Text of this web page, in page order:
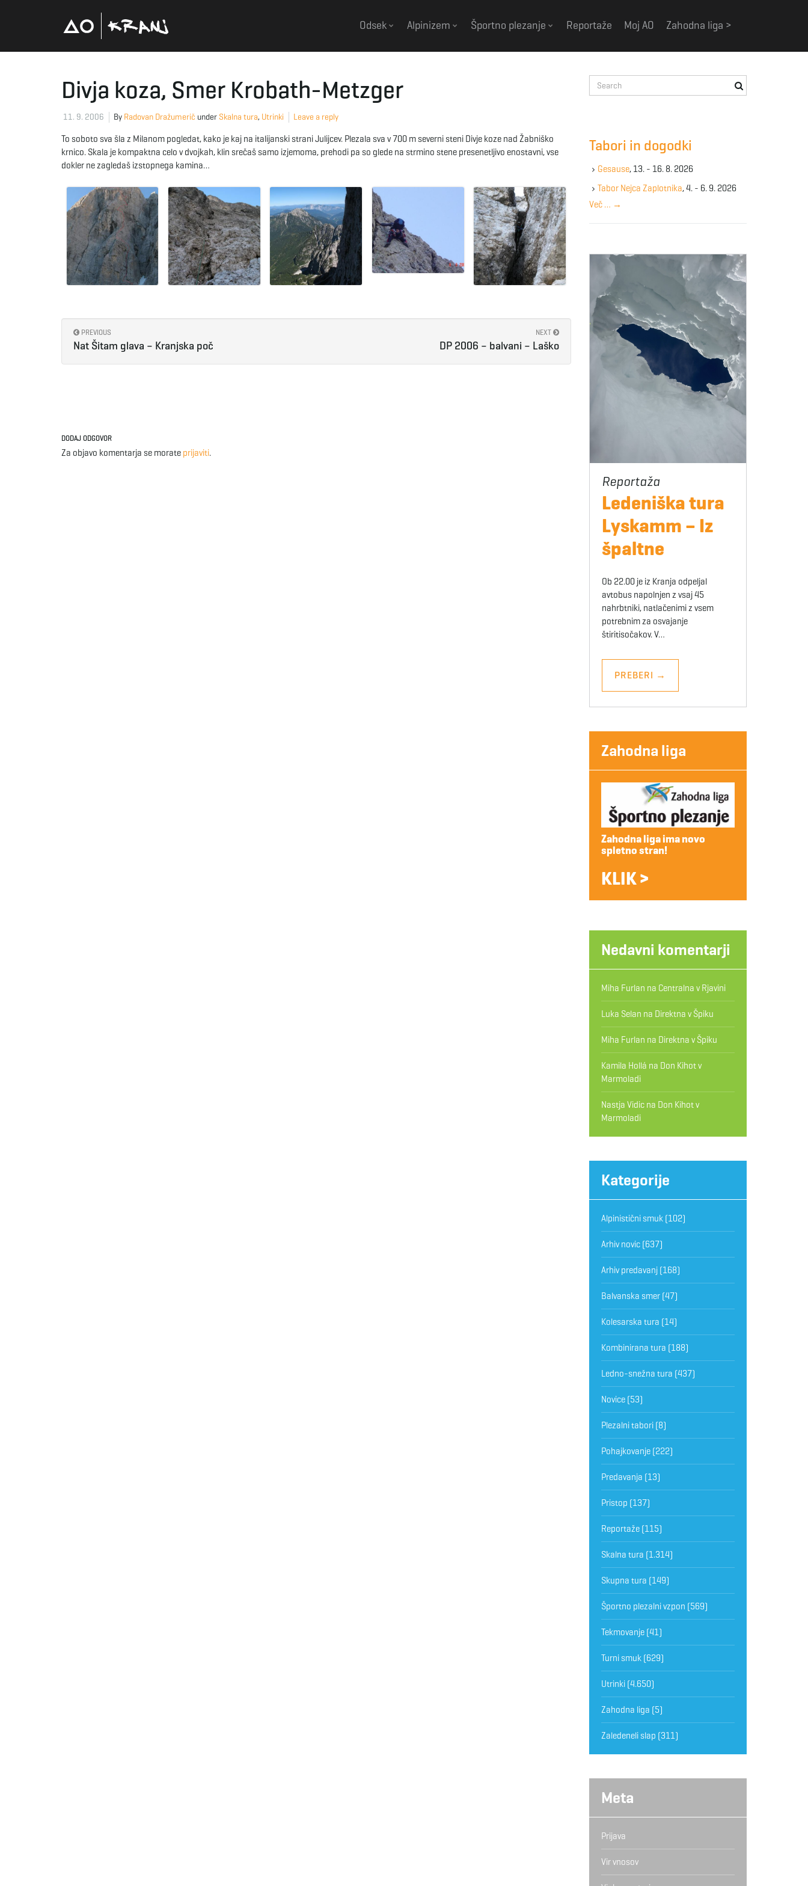
Odsek Alpinizem Športno plezanje Reportaže Moj AO Zahodna liga >
Divja koza, Smer Krobath-Metzger
11. 9. 2006 By Radovan Dražumerič under Skalna tura, Utrinki Leave a reply
To soboto sva šla z Milanom pogledat, kako je kaj na italijanski strani Julijcev. Plezala sva v 700 m severni steni Divje koze nad Žabniško
krnico. Skala je kompaktna celo v dvojkah, klin srečaš samo izjemoma, prehodi pa so glede na strmino stene presenetljivo enostavni, vse
dokler ne zagledaš izstopnega kamina…
PREVIOUS
Nat Šitam glava – Kranjska poč
NEXT
DP 2006 – balvani – Laško
DODAJ ODGOVOR
Za objavo komentarja se morate prijaviti.
e
e
y
w
r
Tabori in dogodki
Gesause, 13. - 16. 8. 2026
Tabor Nejca Zaplotnika, 4. - 6. 9. 2026
Več … →
Ledeniška tura
Lyskamm – Iz
špaltne
Ob 22.00 je iz Kranja odpeljal
avtobus napolnjen z vsaj 45
nahrbtniki, natlačenimi z vsem
potrebnim za osvajanje
štiritisočakov. V…
PREBERI →
Zahodna liga
Zahodna liga ima novo
spletno stran!
KLIK >
Nedavni komentarji
Miha Furlan na Centralna v Rjavini
Luka Selan na Direktna v Špiku
Miha Furlan na Direktna v Špiku
Kamila Hollá na Don Kihot v
Marmoladi
Nastja Vidicna Don Kihot v
Marmoladi
Kategorije
Alpinistični smuk(102)
Arhiv novic(637)
Arhiv predavanj(168)
Balvanska smer(47)
Kolesarska tura (14)
Kombinirana tura (188)
Ledno-snežna tura (437)
Novice(53)
Plezalni tabori(8)
Pohajkovanje(222)
Predavanja (13)
Pristop (137)
Reportaže(115)
Skalna tura (1.314)
Skupna tura (149)
Športno plezalni vzpon (569)
Tekmovanje(41)
Turni smuk(629)
Utrinki(4.650)
Zahodna liga (5)
Zaledeneli slap (311)
Meta
Prijava
Vir vnosov